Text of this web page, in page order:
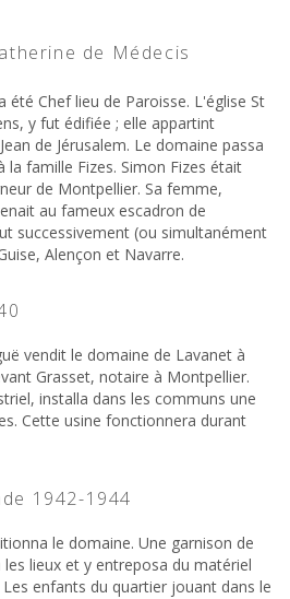
de Médecis
été Chef lieu de Paroisse. L'église St
y fut édifiée ; elle appartint
de Jérusalem. Le domaine passa
la famille Fizes. Simon Fizes était
de Montpellier. Sa femme,
au fameux escadron de
successivement (ou simultanément
Alençon et Navarre.
vendit le domaine de Lavanet à
Grasset, notaire à Montpellier.
installa dans les communs une
Cette usine fonctionnera durant
1942-1944
le domaine. Une garnison de
lieux et y entreposa du matériel
enfants du quartier jouant dans le